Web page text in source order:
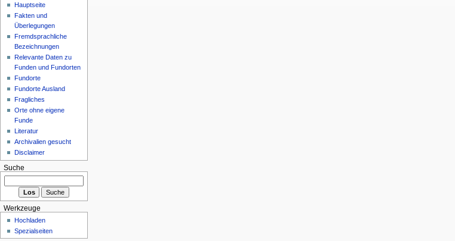
Hauptseite
Fakten und
Überlegungen
Fremdsprachliche
Bezeichnungen
Relevante Daten zu
Funden und Fundorten
Fundorte
Fundorte Ausland
Fragliches
Orte ohne eigene
Funde
Literatur
Archivalien gesucht
Disclaimer
Suche
Werkzeuge
Hochladen
Spezialseiten